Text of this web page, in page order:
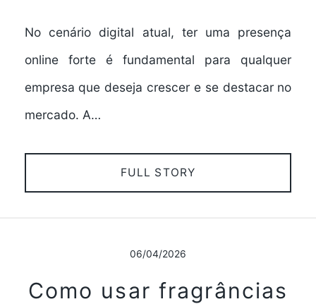
No cenário digital atual, ter uma presença
online forte é fundamental para qualquer
empresa que deseja crescer e se destacar no
mercado. A…
FULL STORY
06/04/2026
Como usar fragrâncias